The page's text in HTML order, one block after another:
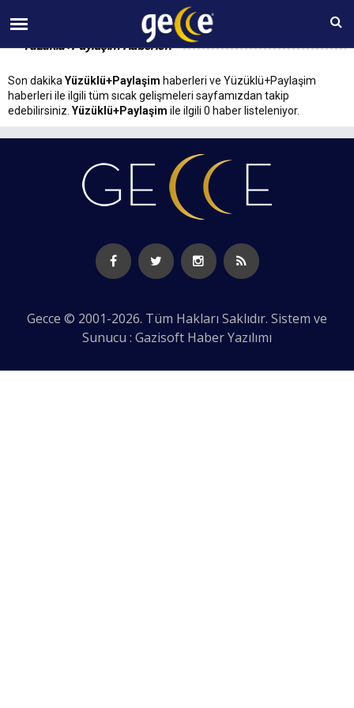
06 AĞUSTOS Perşembe 18:33
Yüzüklü+Paylaşim Haberleri
Son dakika Yüzüklü+Paylaşim haberleri ve Yüzüklü+Paylaşim
haberleri ile ilgili tüm sıcak gelişmeleri sayfamızdan takip
edebilirsiniz. Yüzüklü+Paylaşim ile ilgili 0 haber listeleniyor.
Gecce © 2001-2026. Tüm Hakları Saklıdır. Sistem ve
Sunucu : Gazisoft Haber Yazılımı